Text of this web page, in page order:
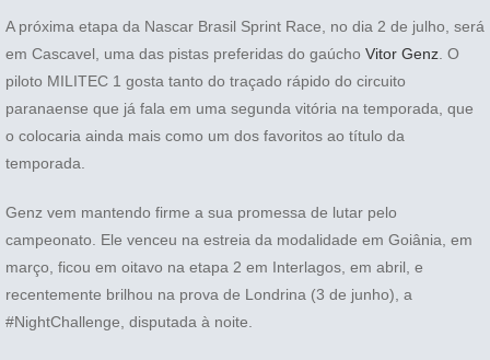
A próxima etapa da Nascar Brasil Sprint Race, no dia 2 de julho, será
em Cascavel, uma das pistas preferidas do gaúcho Vitor Genz . O
piloto MILITEC 1 gosta tanto do traçado rápido do circuito
paranaense que já fala em uma segunda vitória na temporada, que
o colocaria ainda mais como um dos favoritos ao título da
temporada.
Genz vem mantendo firme a sua promessa de lutar pelo
campeonato. Ele venceu na estreia da modalidade em Goiânia, em
março, ficou em oitavo na etapa 2 em Interlagos, em abril, e
recentemente brilhou na prova de Londrina (3 de junho), a
#NightChallenge, disputada à noite.